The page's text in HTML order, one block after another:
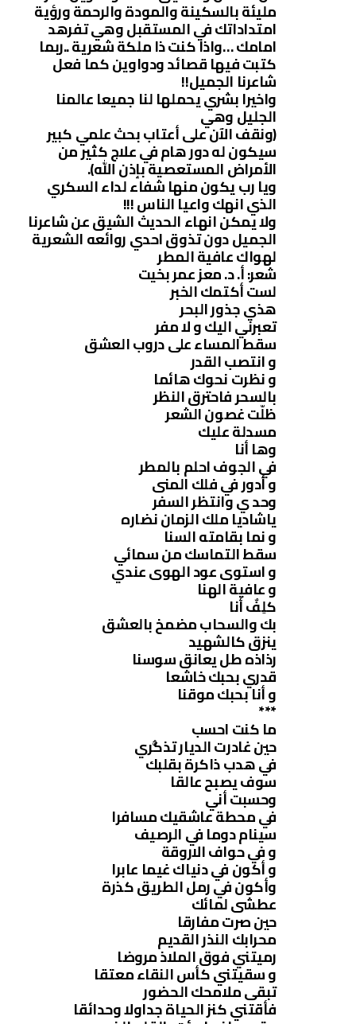
مليئة بالسكينة والمودة والرحمة ورؤية
امتداداتك في المستقبل وهي تفرهد
امامك …واذا كنت ذا ملكة شعرية ..ربما
كتبت فيها قصائد ودواوين كما فعل
شاعرنا الجميل!!
واخيرا بشري يحملها لنا جميعا عالمنا
الجليل وهي
(ونقف الآن على أعتاب بحث علمي كبير
سيكون له دور هام في علاج كثير من
الأمراض المستعصية بإذن الله).
ويا رب يكون منها شفاء لداء السكري
الذي انهك واعيا الناس !!!
ولا يمكن انهاء الحديث الشيق عن شاعرنا
الجميل دون تذوق احدي روائعه الشعرية
لهواك عافية المطر
شعر: أ. د. معز عمر بخيت
لست أكتمك الخبر
هذي جذور البحر
تعبرني اليك و لا مفر
سقط المساء على دروب العشق
و انتصب القدر
و نظرت نحوك هائما
بالسحر فاحترق النظر
ظلّت غصون الشعر
مسدلة عليك
وها أنا
في الجوف احلم بالمطر
و أدور في فلك المنى
وحد ي وانتظر السفر
ياشاديا ملك الزمان نضاره
و نما بقامته السنا
سقط التماسك من سمائي
و استوى عود الهوى عندي
و عافية الهنا
كلِفٌ أنا
بك والسحاب مضمخ بالعشق
ينزق كالشهيد
رذاذه طل يعانق سوسنا
قدري بحبك خاشعا
و أنا بحبك موقنا
***
ما كنت احسب
حين غادرت الديار تذكُّري
في هدب ذاكرة بقلبك
سوف يصبح عالقا
وحسبت أني
في محطة عاشقيك مسافرا
سينام دوما في الرصيف
و في حواف الاروقة
و أكون في دنياك غيما عابرا
وأكون في رمل الطريق كذرة
عطشى لمائك
حين صرت مفارقا
محرابك النذر القديم
رميتني فوق الملاذ مروضا
و سقيتني كأس النقاء معتقا
تبقى ملامحك الحضور
فأقتني كنز الحياة جداولا وحدائقا